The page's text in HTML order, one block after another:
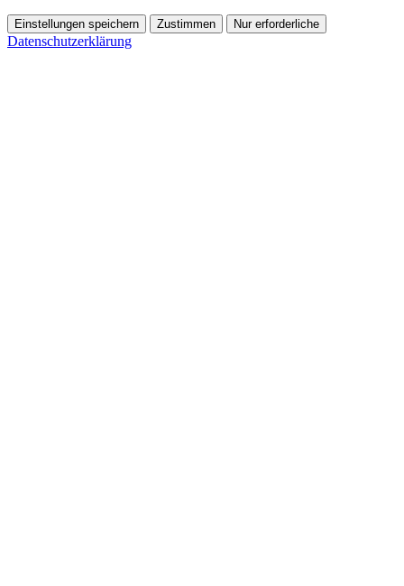
Einstellungen speichern Zustimmen Nur erforderliche
Datenschutzerklärung